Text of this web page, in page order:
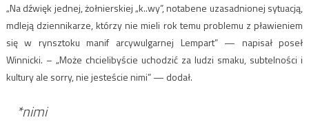
„Na dźwięk jednej, żołnierskiej „k..wy”, notabene uzasadnionej sytuacją,
mdleją dziennikarze, którzy nie mieli rok temu problemu z pławieniem
się w rynsztoku manif arcywulgarnej Lempart” — napisał poseł
Winnicki. – „Może chcielibyście uchodzić za ludzi smaku, subtelności i
kultury ale sorry, nie jesteście nimi” — dodał.
*nimi